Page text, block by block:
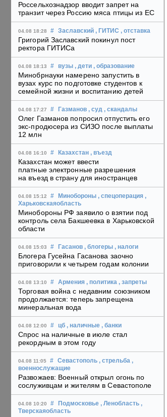
Россельхознадзор вводит запрет на
транзит через Россию мяса птицы из ЕС
04.08 18:28 # Заславский , ГИТИС , отставка
Григорий Заславский покинул пост
ректора ГИТИСа
04.08 18:13 # вузы , дети , образование
Минобрнауки намерено запустить в
вузах курс по подготовке студентов к
семейной жизни и воспитанию детей
04.08 17:27 # Газманов , суд , скандалы
Олег Газманов попросил отпустить его
экс-продюсера из СИЗО после выплаты
12 млн
04.08 16:10 # Казахстан , въезд
Казахстан может ввести
платные электронные разрешения
на въезд в страну для иностранцев
04.08 15:12 # Минобороны , спецоперация ,
Харьковскаяобласть
Минобороны РФ заявило о взятии под
контроль села Бакшеевка в Харьковской
области
04.08 15:03 # Гасанов , блогеры , налоги
Блогера Гусейна Гасанова заочно
приговорили к четырем годам колонии
04.08 13:10 # Армения , политика , запреты
Торговая война с недавним союзником
продолжается: теперь запрещена
минеральная вода
04.08 12:00 # цб , наличные , банки
Спрос на наличные в июле стал
рекордным в этом году
04.08 11:05 # Севастополь , стрельба ,
военнослужащие
Развожаев: Военный открыл огонь по
сослуживцам и жителям в Севастополе
04.08 10:20 # Подмосковье , Ленобласть ,
Тверскаяобласть